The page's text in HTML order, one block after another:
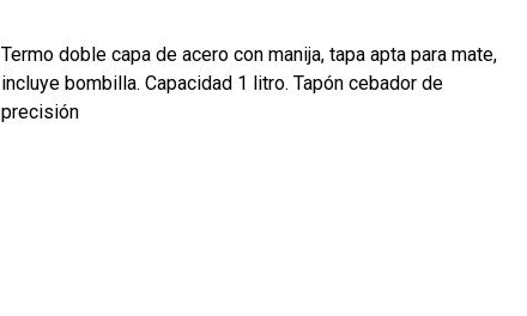
Termo doble capa de acero con manija, tapa apta para mate,
incluye bombilla. Capacidad 1 litro. Tapón cebador de
precisión